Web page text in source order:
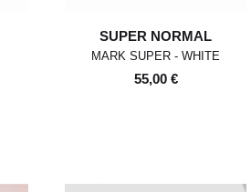
SUPER NORMAL
MARK SUPER - WHITE
55,00 €